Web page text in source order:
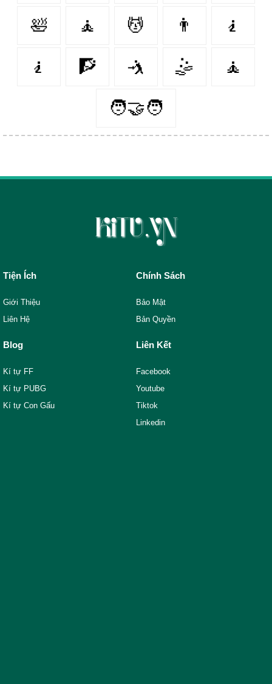
🛀 🧘 💆‍ 👨‍ 🧎‍
🧎‍️ 🧗‍ 🤺 🤹‍ 🧘‍
🧑‍🤝‍🧑
Tiện Ích
Giới Thiệu
Liên Hệ
Chính Sách
Bảo Mật
Bản Quyền
Blog
Kí tự FF
Kí tự PUBG
Kí tự Con Gấu
Liên Kết
Facebook
Youtube
Tiktok
Linkedin